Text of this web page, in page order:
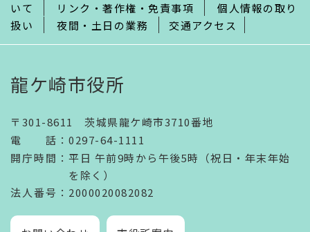
いて
リンク・著作権・免責事項
個人情報の取り
扱い
夜間・土日の業務 交通アクセス
龍ケ崎市役所
〒301-8611 茨城県龍ケ崎市3710番地
電話 ： 0297-64-1111
開庁時間 ： 平日 午前9時から午後5時（祝日・年末年始
を除く）
法人番号 ：2000020082082